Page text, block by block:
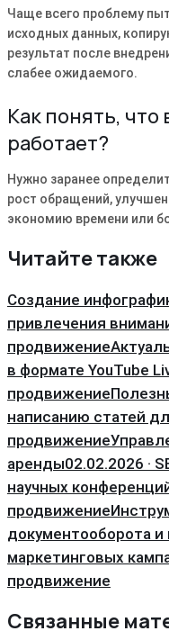
Чаще всего проблему
исходных данных,
результат после
слабее ожидаемого.
Как понять,
работает?
Нужно заранее
рост обращений,
экономию времени или
Читайте также
Создание
привлечения
продвижение
в формате YouTube
продвижение
написанию статей
продвижение
аренды02.02.2026 ·
научных
продвижение
документооборота
маркетинговых
продвижение
Связанные